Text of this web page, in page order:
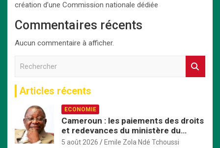
création d’une Commission nationale dédiée
Commentaires récents
Aucun commentaire à afficher.
h
e
Articles récents
ECONOMIE
Cameroun : les paiements des droits
et redevances du ministère du
Commerce passent exclusivement
5 août 2026 Emile Zola Ndé Tchoussi